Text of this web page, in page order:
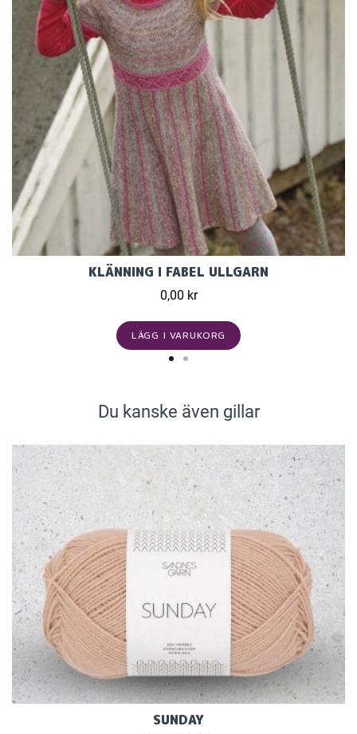
KLÄNNING I FABEL ULLGARN
0,00 kr
LÄGG I VARUKORG
Du kanske även gillar
SUNDAY